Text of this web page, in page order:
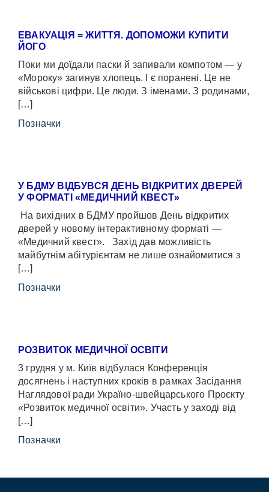
ЕВАКУАЦІЯ = ЖИТТЯ. ДОПОМОЖИ КУПИТИ
ЙОГО
Поки ми доїдали паски й запивали компотом — у
«Мороку» загинув хлопець. І є поранені. Це не
військові цифри. Це люди. З іменами. З родинами,
[…]
Позначки
У БДМУ ВІДБУВСЯ ДЕНЬ ВІДКРИТИХ ДВЕРЕЙ
У ФОРМАТІ «МЕДИЧНИЙ КВЕСТ»
На вихідних в БДМУ пройшов День відкритих
дверей у новому інтерактивному форматі —
«Медичний квест». Захід дав можливість
майбутнім абітурієнтам не лише ознайомитися з
[…]
Позначки
РОЗВИТОК МЕДИЧНОЇ ОСВІТИ
3 грудня у м. Київ відбулася Конференція
досягнень і наступних кроків в рамках Засідання
Наглядової ради Україно-швейцарського Проєкту
«Розвиток медичної освіти». Участь у заході від
[…]
Позначки